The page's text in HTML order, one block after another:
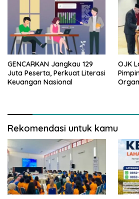
GENCARKAN Jangkau 129
Juta Peserta, Perkuat Literasi
Keuangan Nasional
OJK
Rekomendasi untuk kamu